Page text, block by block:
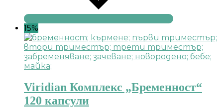
15%
Viridian Комплекс „Бременност“
120 капсули